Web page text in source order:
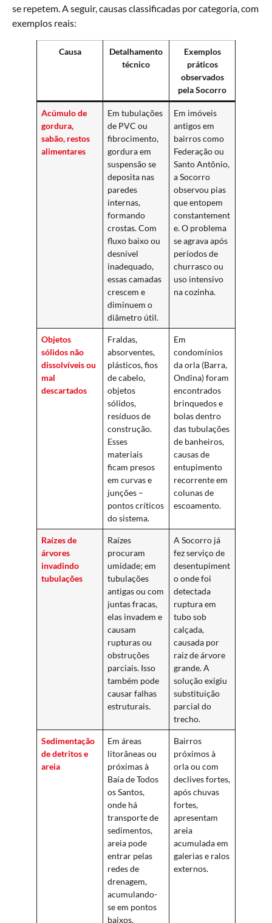
se repetem. A seguir, causas classificadas por categoria, com
exemplos reais:
Causa
Detalhamento
técnico
Exemplos
práticos
observados
pela Socorro
Acúmulo de
gordura,
sabão, restos
alimentares
Em tubulações
de PVC ou
fibrocimento,
gordura em
suspensão se
deposita nas
paredes
internas,
formando
crostas. Com
fluxo baixo ou
desnível
inadequado,
essas camadas
crescem e
diminuem o
diâmetro útil.
Em imóveis
antigos em
bairros como
Federação ou
Santo Antônio,
a Socorro
observou pias
que entopem
constantement
e. O problema
se agrava após
períodos de
churrasco ou
uso intensivo
na cozinha.
Objetos
sólidos não
dissolvíveis ou
mal
descartados
Fraldas,
absorventes,
plásticos, fios
de cabelo,
objetos
sólidos,
resíduos de
construção.
Esses
materiais
ficam presos
em curvas e
junções –
pontos críticos
do sistema.
Em
condomínios
da orla (Barra,
Ondina) foram
encontrados
brinquedos e
bolas dentro
das tubulações
de banheiros,
causas de
entupimento
recorrente em
colunas de
escoamento.
Raízes de
árvores
invadindo
tubulações
Raízes
procuram
umidade; em
tubulações
antigas ou com
juntas fracas,
elas invadem e
causam
rupturas ou
obstruções
parciais. Isso
também pode
causar falhas
estruturais.
A Socorro já
fez serviço de
desentupiment
o onde foi
detectada
ruptura em
tubo sob
calçada,
causada por
raiz de árvore
grande. A
solução exigiu
substituição
parcial do
trecho.
Sedimentação
de detritos e
areia
Em áreas
litorâneas ou
próximas à
Baía de Todos
os Santos,
onde há
transporte de
sedimentos,
areia pode
entrar pelas
redes de
drenagem,
acumulando-
se em pontos
baixos.
Bairros
próximos à
orla ou com
declives fortes,
após chuvas
fortes,
apresentam
areia
acumulada em
galerias e ralos
externos.